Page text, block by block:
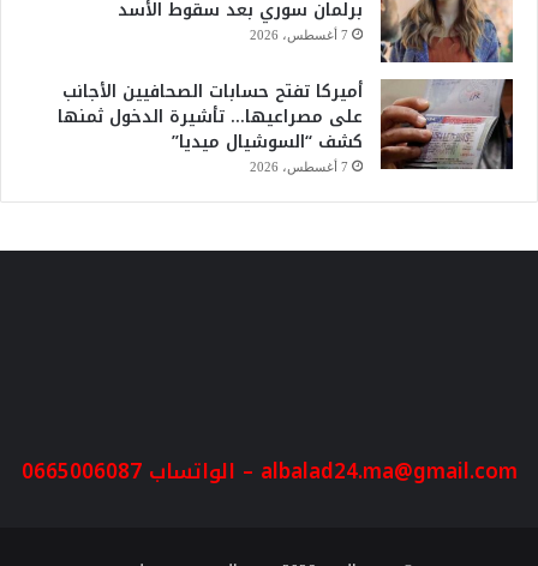
برلمان سوري بعد سقوط الأسد
7 أغسطس، 2026
أميركا تفتح حسابات الصحافيين الأجانب
على مصراعيها… تأشيرة الدخول ثمنها
كشف “السوشيال ميديا”
7 أغسطس، 2026
albalad24.ma@gmail.com – الواتساب 0665006087